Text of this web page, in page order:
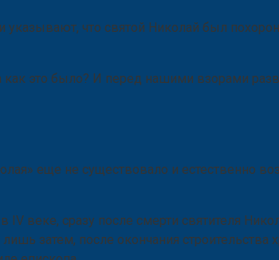
что святой Николай был
это было? И перед нашими взорами
еще не существовало и естественно
веке, сразу после смерти святителя
затем, после окончания